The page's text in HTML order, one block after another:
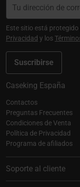
Suscribirse
Este sitio está protegido
Privacidad y los
Caseking España
Contactos
Preguntas Frecuentes
Condiciones de Venta
Política de Privacidad
Programa de afiliados
Soporte al cliente